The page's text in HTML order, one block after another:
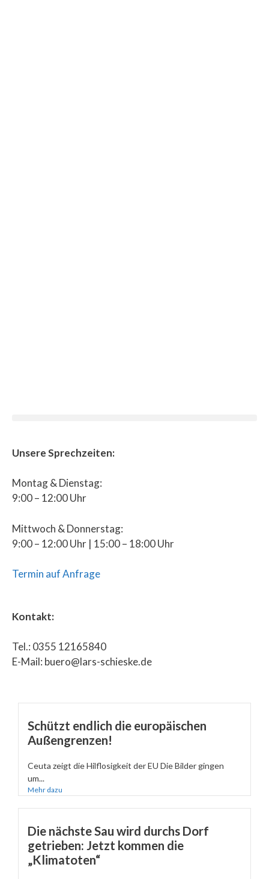
Unsere Sprechzeiten:
Montag & Dienstag:
9:00 – 12:00 Uhr
Mittwoch & Donnerstag:
9:00 – 12:00 Uhr | 15:00 – 18:00 Uhr
Termin auf Anfrage
Kontakt:
Tel.: 0355 12165840
E-Mail: buero@lars-schieske.de
Schützt endlich die europäischen
Außengrenzen!
Ceuta zeigt die Hilflosigkeit der EU Die Bilder gingen
um...
Mehr dazu
Die nächste Sau wird durchs Dorf
getrieben: Jetzt kommen die
„Klimatoten“